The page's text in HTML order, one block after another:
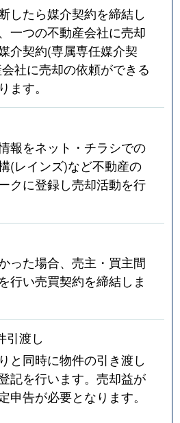
したら媒介契約を締結し
一つの不動産会社に売却
介契約(専属専任媒介契
社に売却の依頼ができる
ます。
報をネット・チラシでの
(レインズ)など不動産の
クに登録し売却活動を行
った場合、売主・買主間
行い売買契約を締結しま
引渡し
と同時に物件の引き渡し
記を行います。売却益が
申告が必要となります。